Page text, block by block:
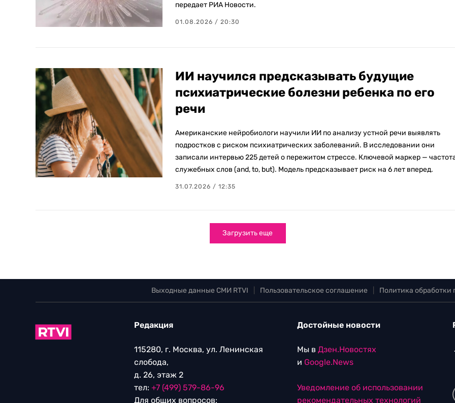
передает РИА Новости.
01.08.2026 / 20:30
ИИ научился предсказывать будущие
психиатрические болезни ребенка по его
речи
Американские нейробиологи научили ИИ по анализу устной речи выявлять
подростков с риском психиатрических заболеваний. В исследовании они
записали интервью 225 детей о пережитом стрессе. Ключевой маркер —
служебных слов (and, to, but). Модель предсказывает риск на 6 лет вперед.
31.07.2026 / 12:35
Загрузить еще
Выходные данные СМИ RTVI Пользовательское соглашение Политика
Редакция
115280, г. Москва, ул. Ленинская
слобода,
д. 26, этаж 2
тел: +7 (499) 579-86-96
Для общих вопросов:
Достойные новости
Мы в Дзен.Новостях
и Google.News
Уведомление об использовании
рекомендательных технологий